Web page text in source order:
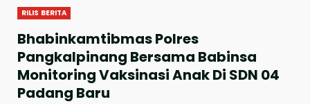
RILIS BERITA
Bhabinkamtibmas Polres
Pangkalpinang Bersama Babinsa
Monitoring Vaksinasi Anak Di SDN 04
Padang Baru